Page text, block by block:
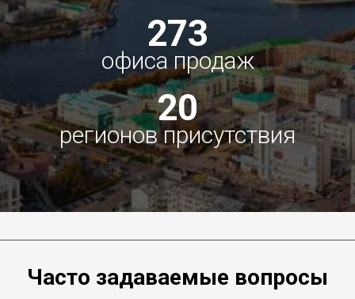
273
офиса продаж
20
регионов присутствия
Часто задаваемые вопросы